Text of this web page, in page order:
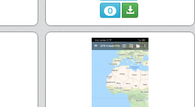
0